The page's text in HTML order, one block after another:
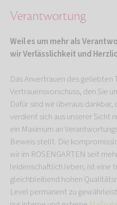
Verantwortung
Weil es um mehr als
wir Verlässlichkeit und
Das Anvertrauen des geliebten
Vertrauensvorschuss, den Sie
Dafür sind wir überaus dankbar,
verdient sich aus unserer Sicht
ein Maximum an
Beweis stellt. Die
wir im ROSENGARTEN seit
leidenschaftlich leben, ist eine
gleichbleibend hohen
Level permanent zu